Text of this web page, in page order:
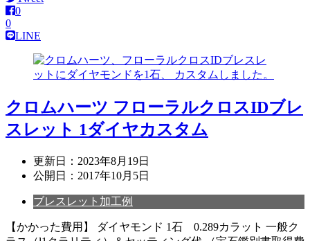
0
0
LINE
クロムハーツ フローラルクロスIDブレ
スレット 1ダイヤカスタム
更新日： 2023年8月19日
公開日： 2017年10月5日
ブレスレット加工例
【かかった費用】 ダイヤモンド 1石 0.289カラット 一般ク